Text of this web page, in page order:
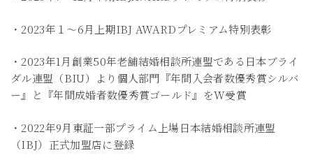
・2023年１〜6月上期IBJ AWARDプレミアム特別表彰
・2023年1月創業50年老舗結婚相談所連盟である日本ブライ
ダル連盟（BIU）より個人部門『年間入会者数優秀賞シルバ
ー』と『年間成婚者数優秀賞ゴールド』をW受賞
・2022年9月東証一部プライム上場日本結婚相談所連盟
（IBJ）正式加盟店に登録